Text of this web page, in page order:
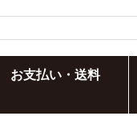
お支払い・送料